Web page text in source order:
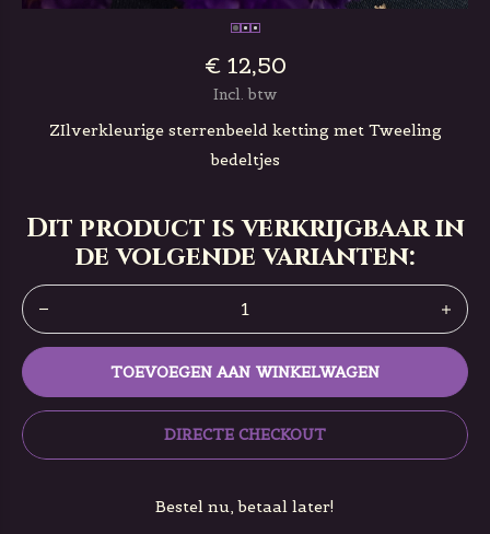
€ 12,50
Incl. btw
ZIlverkleurige sterrenbeeld ketting met Tweeling
bedeltjes
Dit product is verkrijgbaar in
de volgende varianten:
TOEVOEGEN AAN WINKELWAGEN
DIRECTE CHECKOUT
Bestel nu, betaal later!